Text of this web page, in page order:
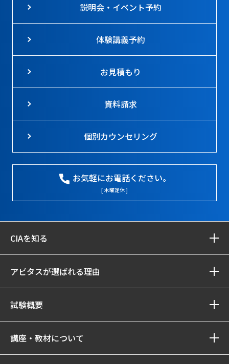
説明会・イベント予約
体験講義予約
お見積もり
資料請求
個別カウンセリング
お気軽にお電話ください。
[ 木曜定休 ]
CIAを知る
アビタスが選ばれる理由
試験概要
講座・教材について